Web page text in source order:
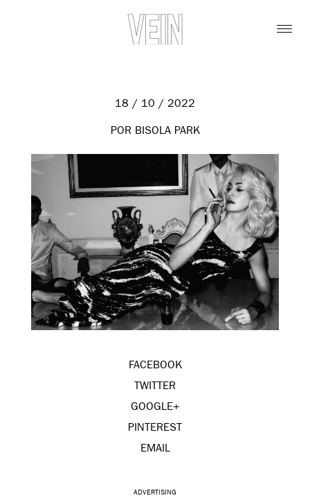
18 / 10 / 2022
POR BISOLA PARK
FACEBOOK
TWITTER
GOOGLE+
PINTEREST
EMAIL
ADVERTISING